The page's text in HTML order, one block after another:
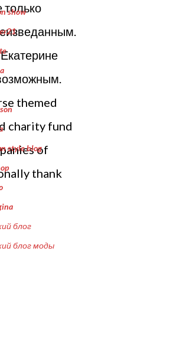
только
themed
charity fund
of
thank
show
style blog
блог
блог моды